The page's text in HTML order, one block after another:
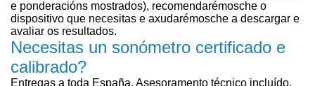
e ponderacións mostrados), recomendarémosche o
dispositivo que necesitas e axudarémosche a descargar e
avaliar os resultados.
Necesitas un sonómetro certificado e
calibrado?
Entregas a toda España. Asesoramento técnico incluído.